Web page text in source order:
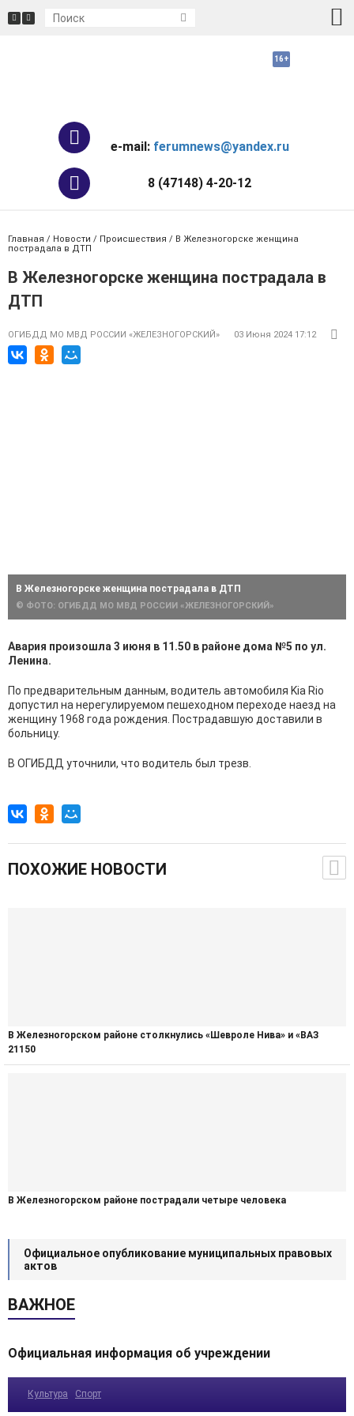
e-mail: ferumnews@yandex.ru
8 (47148) 4-20-12
Главная / Новости / Происшествия / В Железногорске женщина
пострадала в ДТП
В Железногорске женщина пострадала в
ДТП
ОГИБДД МО МВД РОССИИ «ЖЕЛЕЗНОГОРСКИЙ» 03 Июня 2024 17:12
В Железногорске женщина пострадала в ДТП
© ФОТО: ОГИБДД МО МВД РОССИИ «ЖЕЛЕЗНОГОРСКИЙ»
Авария произошла 3 июня в 11.50 в районе дома №5 по ул.
Ленина.
По предварительным данным, водитель автомобиля Kia Rio
допустил на нерегулируемом пешеходном переходе наезд на
женщину 1968 года рождения. Пострадавшую доставили в
больницу.
В ОГИБДД уточнили, что водитель был трезв.
ПОХОЖИЕ НОВОСТИ
В Железногорском районе столкнулись «Шевроле Нива» и «ВАЗ
21150
В Железногорском районе пострадали четыре человека
Официальное опубликование муниципальных правовых
актов
ВАЖНОЕ
Официальная информация об учреждении
Культура Спорт